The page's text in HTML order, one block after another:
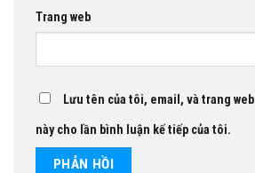
Trang web
Lưu tên của tôi, email, và trang
này cho lần bình luận kế tiếp của tôi.